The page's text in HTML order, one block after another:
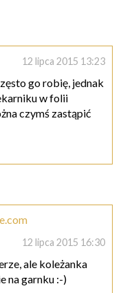
12 lipca 2015 13:23
go robię, jednak
w folii
czymś zastąpić
12 lipca 2015 16:30
ale koleżanka
na garnku :-)